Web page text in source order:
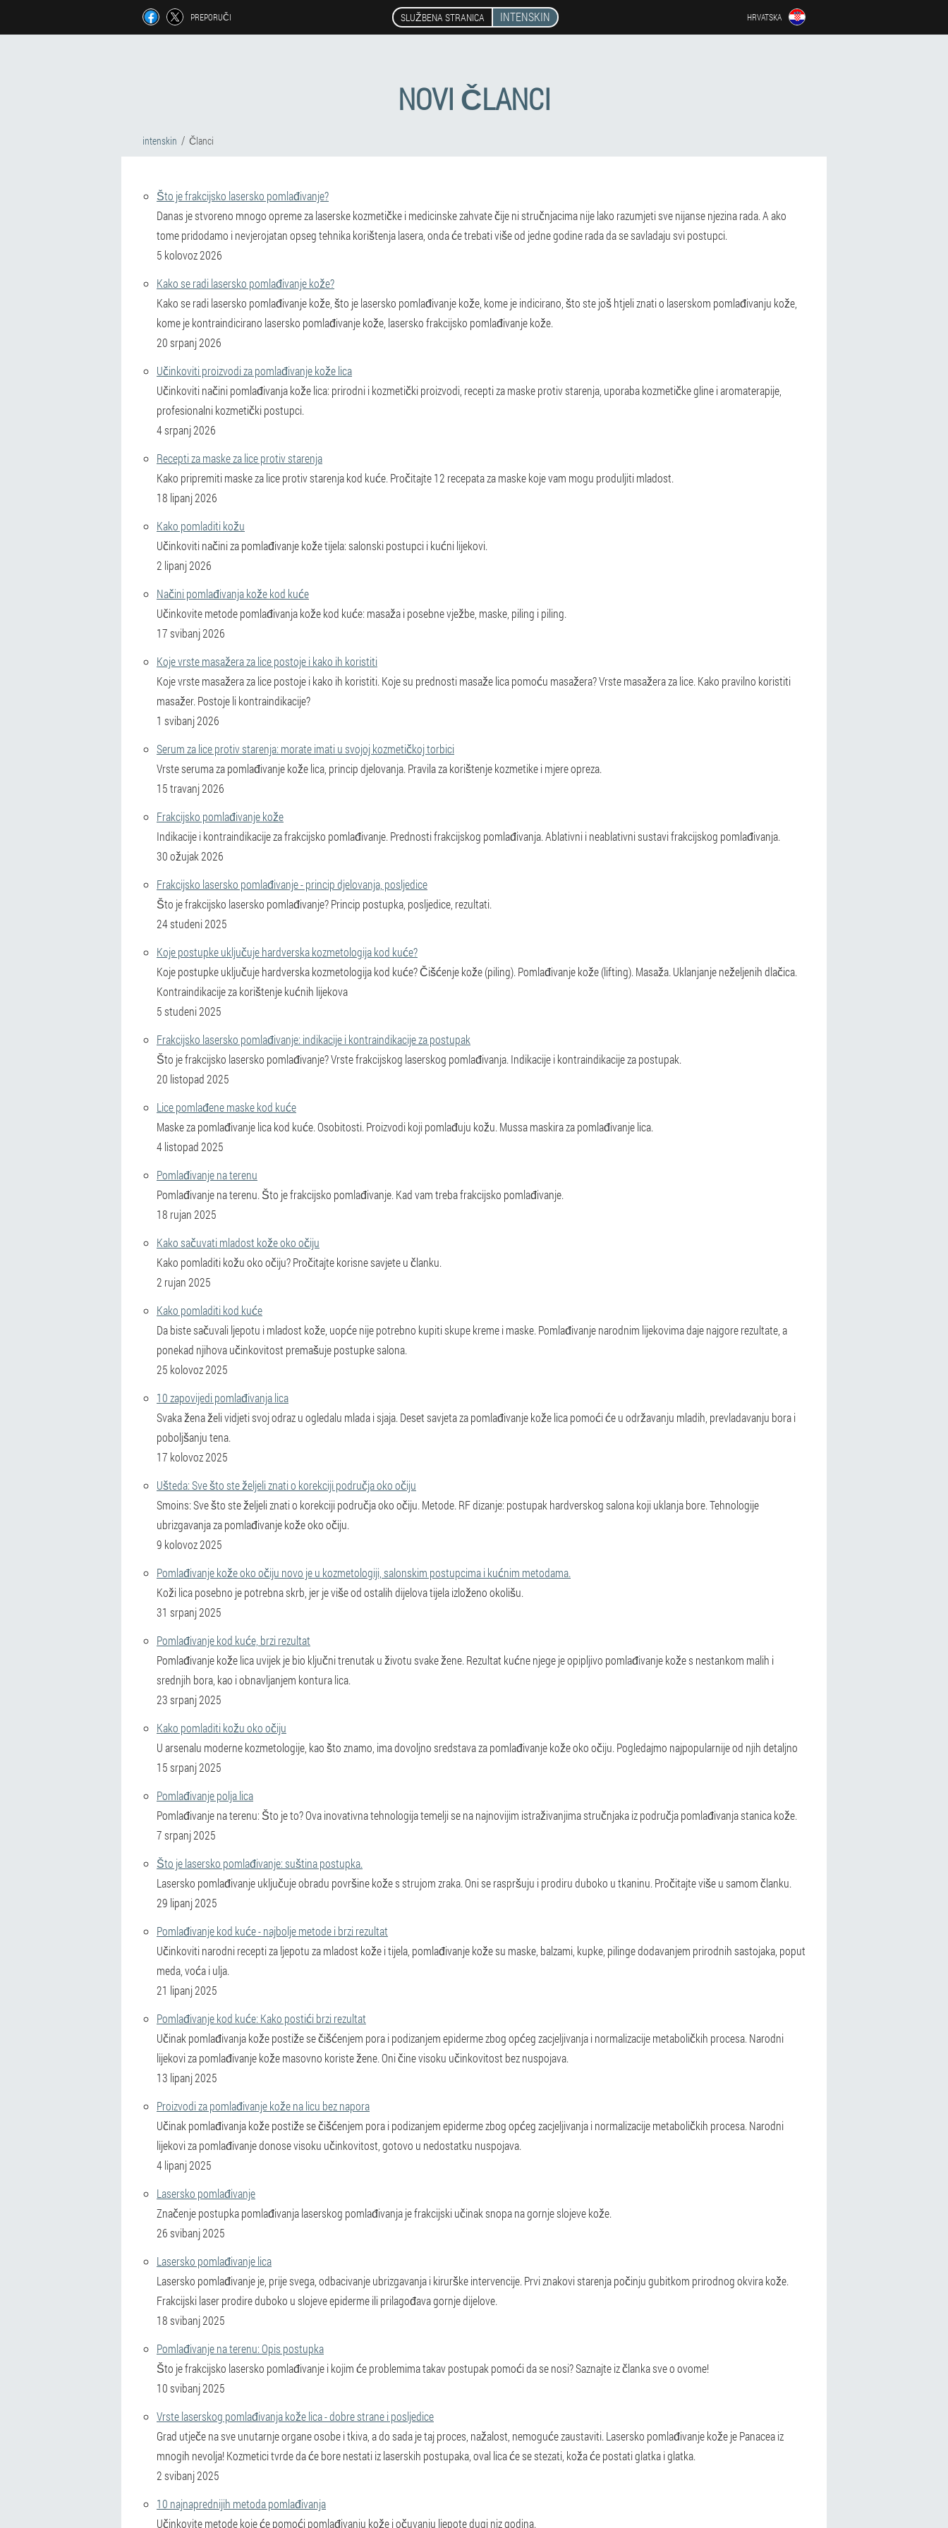
PREPORUČI SLUŽBENA STRANICA INTENSKIN HRVATSKA
NOVI ČLANCI
intenskin Članci
Što je frakcijsko lasersko pomlađivanje?
Danas je stvoreno mnogo opreme za laserske kozmetičke i medicinske zahvate čije ni stručnjacima nije lako razumjeti sve nijanse njezina rada. A ako
tome pridodamo i nevjerojatan opseg tehnika korištenja lasera, onda će trebati više od jedne godine rada da se savladaju svi postupci.
5 kolovoz 2026
Kako se radi lasersko pomlađivanje kože?
Kako se radi lasersko pomlađivanje kože, što je lasersko pomlađivanje kože, kome je indicirano, što ste još htjeli znati o laserskom pomlađivanju kože,
kome je kontraindicirano lasersko pomlađivanje kože, lasersko frakcijsko pomlađivanje kože.
20 srpanj 2026
Učinkoviti proizvodi za pomlađivanje kože lica
Učinkoviti načini pomlađivanja kože lica: prirodni i kozmetički proizvodi, recepti za maske protiv starenja, uporaba kozmetičke gline i aromaterapije,
profesionalni kozmetički postupci.
4 srpanj 2026
Recepti za maske za lice protiv starenja
Kako pripremiti maske za lice protiv starenja kod kuće. Pročitajte 12 recepata za maske koje vam mogu produljiti mladost.
18 lipanj 2026
Kako pomladiti kožu
Učinkoviti načini za pomlađivanje kože tijela: salonski postupci i kućni lijekovi.
2 lipanj 2026
Načini pomlađivanja kože kod kuće
Učinkovite metode pomlađivanja kože kod kuće: masaža i posebne vježbe, maske, piling i piling.
17 svibanj 2026
Koje vrste masažera za lice postoje i kako ih koristiti
Koje vrste masažera za lice postoje i kako ih koristiti. Koje su prednosti masaže lica pomoću masažera? Vrste masažera za lice. Kako pravilno koristiti
masažer. Postoje li kontraindikacije?
1 svibanj 2026
Serum za lice protiv starenja: morate imati u svojoj kozmetičkoj torbici
Vrste seruma za pomlađivanje kože lica, princip djelovanja. Pravila za korištenje kozmetike i mjere opreza.
15 travanj 2026
Frakcijsko pomlađivanje kože
Indikacije i kontraindikacije za frakcijsko pomlađivanje. Prednosti frakcijskog pomlađivanja. Ablativni i neablativni sustavi frakcijskog pomlađivanja.
30 ožujak 2026
Frakcijsko lasersko pomlađivanje - princip djelovanja, posljedice
Što je frakcijsko lasersko pomlađivanje? Princip postupka, posljedice, rezultati.
24 studeni 2025
Koje postupke uključuje hardverska kozmetologija kod kuće?
Koje postupke uključuje hardverska kozmetologija kod kuće? Čišćenje kože (piling). Pomlađivanje kože (lifting). Masaža. Uklanjanje neželjenih dlačica.
Kontraindikacije za korištenje kućnih lijekova
5 studeni 2025
Frakcijsko lasersko pomlađivanje: indikacije i kontraindikacije za postupak
Što je frakcijsko lasersko pomlađivanje? Vrste frakcijskog laserskog pomlađivanja. Indikacije i kontraindikacije za postupak.
20 listopad 2025
Lice pomlađene maske kod kuće
Maske za pomlađivanje lica kod kuće. Osobitosti. Proizvodi koji pomlađuju kožu. Mussa maskira za pomlađivanje lica.
4 listopad 2025
Pomlađivanje na terenu
Pomlađivanje na terenu. Što je frakcijsko pomlađivanje. Kad vam treba frakcijsko pomlađivanje.
18 rujan 2025
Kako sačuvati mladost kože oko očiju
Kako pomladiti kožu oko očiju? Pročitajte korisne savjete u članku.
2 rujan 2025
Kako pomladiti kod kuće
Da biste sačuvali ljepotu i mladost kože, uopće nije potrebno kupiti skupe kreme i maske. Pomlađivanje narodnim lijekovima daje najgore rezultate, a
ponekad njihova učinkovitost premašuje postupke salona.
25 kolovoz 2025
10 zapovijedi pomlađivanja lica
Svaka žena želi vidjeti svoj odraz u ogledalu mlada i sjaja. Deset savjeta za pomlađivanje kože lica pomoći će u održavanju mladih, prevladavanju bora i
poboljšanju tena.
17 kolovoz 2025
Ušteda: Sve što ste željeli znati o korekciji područja oko očiju
Smoins: Sve što ste željeli znati o korekciji područja oko očiju. Metode. RF dizanje: postupak hardverskog salona koji uklanja bore. Tehnologije
ubrizgavanja za pomlađivanje kože oko očiju.
9 kolovoz 2025
Pomlađivanje kože oko očiju novo je u kozmetologiji, salonskim postupcima i kućnim metodama.
Koži lica posebno je potrebna skrb, jer je više od ostalih dijelova tijela izloženo okolišu.
31 srpanj 2025
Pomlađivanje kod kuće, brzi rezultat
Pomlađivanje kože lica uvijek je bio ključni trenutak u životu svake žene. Rezultat kućne njege je opipljivo pomlađivanje kože s nestankom malih i
srednjih bora, kao i obnavljanjem kontura lica.
23 srpanj 2025
Kako pomladiti kožu oko očiju
U arsenalu moderne kozmetologije, kao što znamo, ima dovoljno sredstava za pomlađivanje kože oko očiju. Pogledajmo najpopularnije od njih detaljno
15 srpanj 2025
Pomlađivanje polja lica
Pomlađivanje na terenu: Što je to? Ova inovativna tehnologija temelji se na najnovijim istraživanjima stručnjaka iz područja pomlađivanja stanica kože.
7 srpanj 2025
Što je lasersko pomlađivanje: suština postupka.
Lasersko pomlađivanje uključuje obradu površine kože s strujom zraka. Oni se raspršuju i prodiru duboko u tkaninu. Pročitajte više u samom članku.
29 lipanj 2025
Pomlađivanje kod kuće - najbolje metode i brzi rezultat
Učinkoviti narodni recepti za ljepotu za mladost kože i tijela, pomlađivanje kože su maske, balzami, kupke, pilinge dodavanjem prirodnih sastojaka, poput
meda, voća i ulja.
21 lipanj 2025
Pomlađivanje kod kuće: Kako postići brzi rezultat
Učinak pomlađivanja kože postiže se čišćenjem pora i podizanjem epiderme zbog općeg zacjeljivanja i normalizacije metaboličkih procesa. Narodni
lijekovi za pomlađivanje kože masovno koriste žene. Oni čine visoku učinkovitost bez nuspojava.
13 lipanj 2025
Proizvodi za pomlađivanje kože na licu bez napora
Učinak pomlađivanja kože postiže se čišćenjem pora i podizanjem epiderme zbog općeg zacjeljivanja i normalizacije metaboličkih procesa. Narodni
lijekovi za pomlađivanje donose visoku učinkovitost, gotovo u nedostatku nuspojava.
4 lipanj 2025
Lasersko pomlađivanje
Značenje postupka pomlađivanja laserskog pomlađivanja je frakcijski učinak snopa na gornje slojeve kože.
26 svibanj 2025
Lasersko pomlađivanje lica
Lasersko pomlađivanje je, prije svega, odbacivanje ubrizgavanja i kirurške intervencije. Prvi znakovi starenja počinju gubitkom prirodnog okvira kože.
Frakcijski laser prodire duboko u slojeve epiderme ili prilagođava gornje dijelove.
18 svibanj 2025
Pomlađivanje na terenu: Opis postupka
Što je frakcijsko lasersko pomlađivanje i kojim će problemima takav postupak pomoći da se nosi? Saznajte iz članka sve o ovome!
10 svibanj 2025
Vrste laserskog pomlađivanja kože lica - dobre strane i posljedice
Grad utječe na sve unutarnje organe osobe i tkiva, a do sada je taj proces, nažalost, nemoguće zaustaviti. Lasersko pomlađivanje kože je Panacea iz
mnogih nevolja! Kozmetici tvrde da će bore nestati iz laserskih postupaka, oval lica će se stezati, koža će postati glatka i glatka.
2 svibanj 2025
10 najnaprednijih metoda pomlađivanja
Učinkovite metode koje će pomoći pomlađivanju kože i očuvanju ljepote dugi niz godina.